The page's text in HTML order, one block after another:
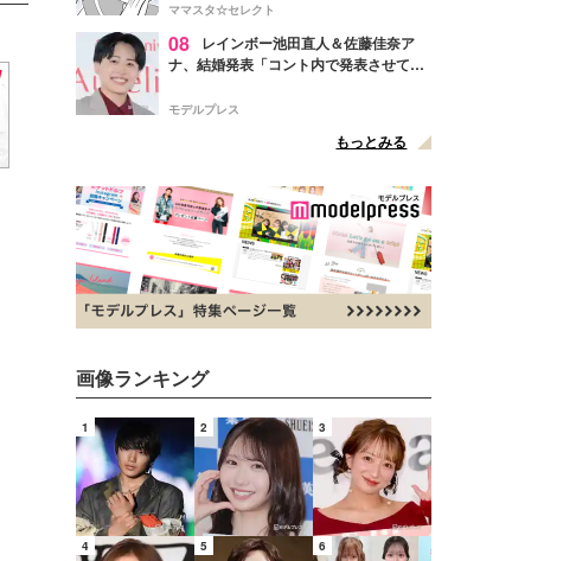
ママスタ☆セレクト
08
レインボー池田直人＆佐藤佳奈ア
ナ、結婚発表「コント内で発表させてい
点変更のため
モデルプレス
もっとみる
画像ランキング
1 2 3
4 5 6